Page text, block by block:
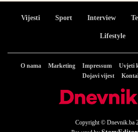
Vijesti Sport Interview
Lifestyle
O nama Marketing Impressum Uvjeti
Dojavi vijest
Copyright © Dnevnik.ba